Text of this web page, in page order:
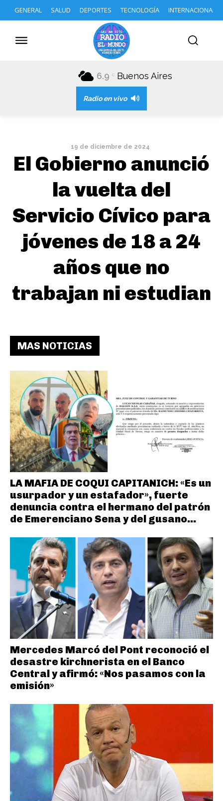
GENERAL SALUD DEPORTES TECNOLOGÍA INTERNACIONAL
6.9 C Buenos Aires
Radio en vivo
19 de diciembre de 2024
El Gobierno anunció
la vuelta del
Servicio Cívico para
jóvenes de 18 a 24
años que no
trabajan ni estudian
MAS NOTICIAS
LA MAFIA DE COQUI CAPITANICH: «Es un
usurpador y un estafador», fuerte
denuncia contra el hermano del patrón
de Emerenciano Sena y del gusano...
Mercedes Marcó del Pont reconoció el
desastre kirchnerista en el Banco
Central y afirmó: «Nos pasamos con la
emisión»